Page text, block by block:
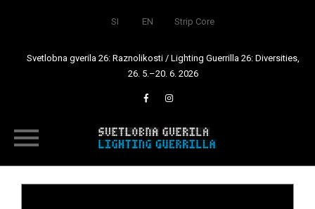
SI EN Strip Core
Svetlobna gverila 26: Raznolikosti / Lighting Guerrilla 26: Diversities,
26. 5.–20. 6. 2026